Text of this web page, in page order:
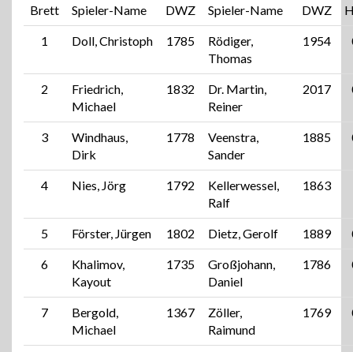
Brett Spieler-Name DWZ Spieler-Name DWZ
1 Doll, Christoph 1785
Rödiger,
Thomas
1954
2
Friedrich,
Michael
1832
Dr. Martin,
Reiner
2017
3
Windhaus,
Dirk
1778
Veenstra,
Sander
1885
4 Nies, Jörg 1792
Kellerwessel,
Ralf
1863
5 Förster, Jürgen 1802 Dietz, Gerolf 1889
6
Khalimov,
Kayout
1735
Großjohann,
Daniel
1786
7
Bergold,
Michael
1367
Zöller,
Raimund
1769